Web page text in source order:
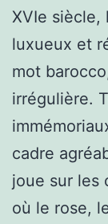
XVIe siècle,
luxueux et
mot
irrégulière.
cadre
joue sur les
où le rose,